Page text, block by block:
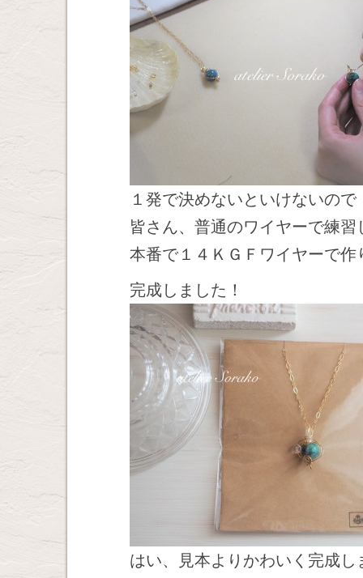
１発で決めないといけないので
皆さん、普通のワイヤーで練
本番で１４ＫＧＦワイヤーで作
完成しました！
はい、見本よりかわいく完成し